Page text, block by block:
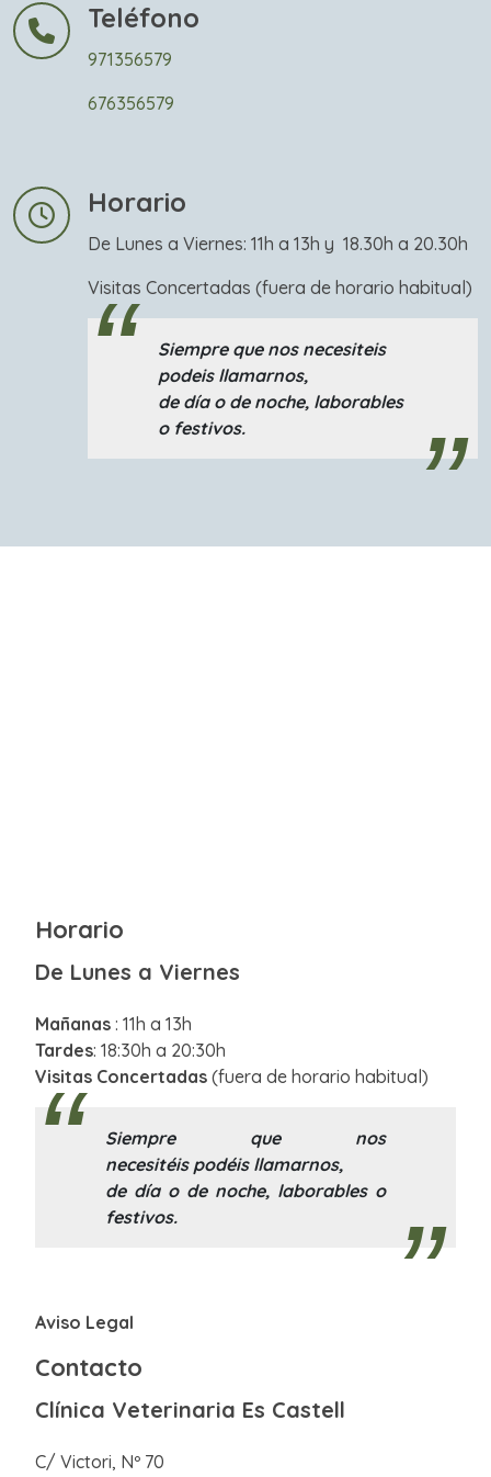
Teléfono
971356579
676356579
Horario
De Lunes a Viernes: 11h a 13h y 18.30h a 20.30h
Visitas Concertadas (fuera de horario habitual)
Siempre que nos necesiteis
podeis llamarnos,
de día o de noche, laborables
o festivos.
Horario
De Lunes a Viernes
Mañanas : 11h a 13h
Tardes: 18:30h a 20:30h
Visitas Concertadas (fuera de horario habitual)
Siempre que nos
necesitéis podéis llamarnos,
de día o de noche, laborables o
festivos.
Aviso Legal
Contacto
Clínica Veterinaria Es Castell
C/ Victori, Nº 70